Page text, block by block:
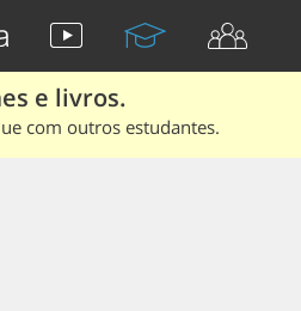
e livros.
com outros estudantes.